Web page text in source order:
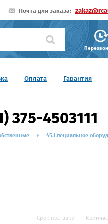
Почта для заказа:
Оплата Гарантия
4503111
45.Специальное
Срок поставки